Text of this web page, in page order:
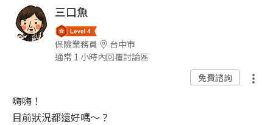
三口魚
保險業務員
台中市
通常 1 小時內回覆討論區
免費諮詢
嗨嗨！
目前狀況都還好嗎～？